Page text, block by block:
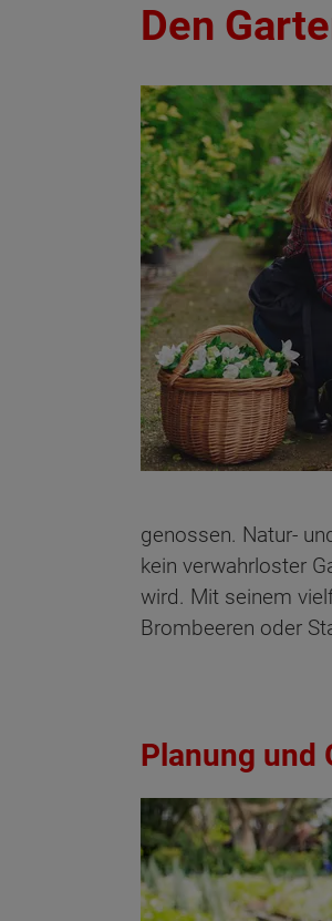
Den
genossen. Natur-
kein verwahrloster
wird. Mit seinem
Brombeeren oder
Planung und